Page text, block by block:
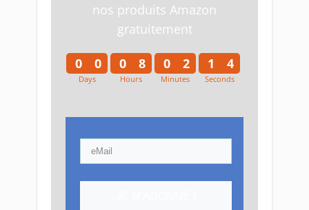
nos produits Amazon
gratuitement
0
0
0
0Days
0
0
8
8
Hours
0
0
2
2
Minutes
1
1
4
5
Seconds